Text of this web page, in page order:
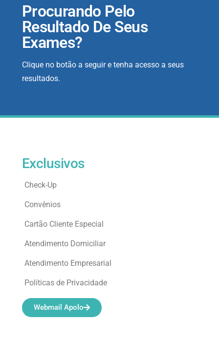
Procurando Pelo
Resultado De Seus
Exames?
Clique no botão a seguir e tenha acesso a seus
resultados.
Exclusivos
Check-Up
Convênios
Cartão Cliente Especial
Atendimento Domiciliar
Atendimento Empresarial
Políticas de Privacidade
Webmail Apolo